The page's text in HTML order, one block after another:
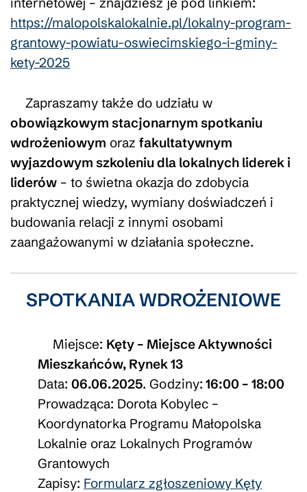
https://malopolskalokalnie.pl/lokalny-program-
grantowy-powiatu-oswiecimskiego-i-gminy-
kety-2025
Zapraszamy także do udziału w
obowiązkowym stacjonarnym spotkaniu
wdrożeniowym oraz fakultatywnym
wyjazdowym szkoleniu dla lokalnych liderek i
liderów – to świetna okazja do zdobycia
praktycznej wiedzy, wymiany doświadczeń i
budowania relacji z innymi osobami
zaangażowanymi w działania społeczne.
SPOTKANIA WDROŻENIOWE
Miejsce: Kęty – Miejsce Aktywności
Mieszkańców, Rynek 13
Data: 06.06.2025. Godziny: 16:00 – 18:00
Prowadząca: Dorota Kobylec –
Koordynatorka Programu Małopolska
Lokalnie oraz Lokalnych Programów
Grantowych
Zapisy: Formularz zgłoszeniowy Kęty